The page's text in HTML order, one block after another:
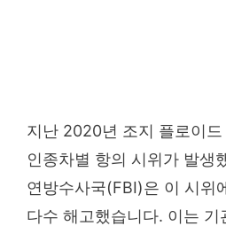
지난 2020년 조지 플로이
인종차별 항의 시위가 발생
연방수사국(FBI)은 이 시위
다수 해고했습니다. 이는